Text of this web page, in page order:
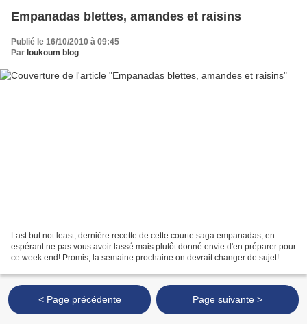
Empanadas blettes, amandes et raisins
Publié le 16/10/2010 à 09:45
Par loukoum blog
Last but not least, dernière recette de cette courte saga empanadas, en
espérant ne pas vous avoir lassé mais plutôt donné envie d'en préparer pour
ce week end! Promis, la semaine prochaine on devrait changer de sujet!
< Page précédente Page suivante >